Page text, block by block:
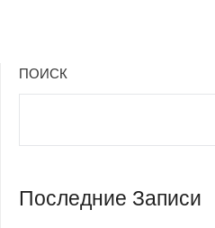
ПОИСК
Последние Записи